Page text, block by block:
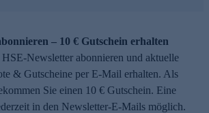
– 10 € Gutschein erhalten
Newsletter abonnieren und aktuelle
& Gutscheine per E-Mail erhalten. Als
Sie einen 10 € Gutschein. Eine
in den Newsletter-E-Mails möglich.